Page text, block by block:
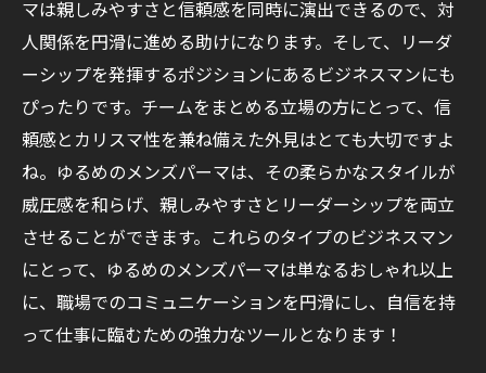
マは親しみやすさと信頼感を同時に演出できるので、対
人関係を円滑に進める助けになります。そして、リーダ
ーシップを発揮するポジションにあるビジネスマンにも
ぴったりです。チームをまとめる立場の方にとって、信
頼感とカリスマ性を兼ね備えた外見はとても大切ですよ
ね。ゆるめのメンズパーマは、その柔らかなスタイルが
威圧感を和らげ、親しみやすさとリーダーシップを両立
させることができます。これらのタイプのビジネスマン
にとって、ゆるめのメンズパーマは単なるおしゃれ以上
に、職場でのコミュニケーションを円滑にし、自信を持
って仕事に臨むための強力なツールとなります！